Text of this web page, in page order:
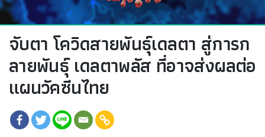
จับตา โควิดสายพันธุ์เดลตา สู่การก
ลายพันธุ์ เดลตาพลัส ที่อาจส่งผลต่อ
แผนวัคซีนไทย